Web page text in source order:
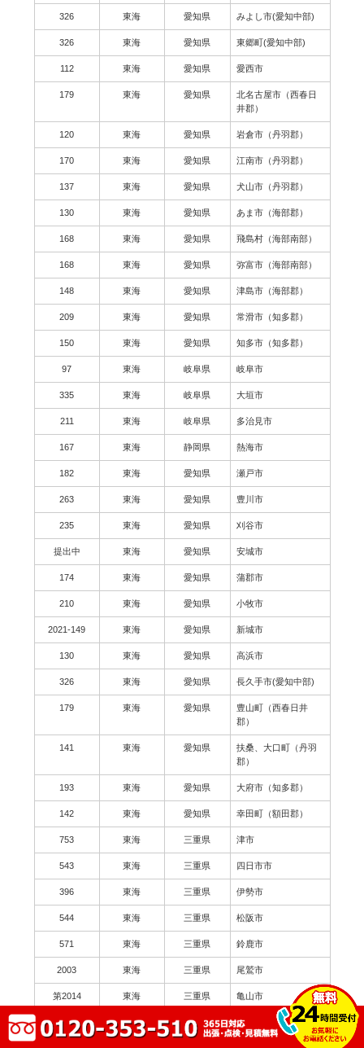
326 東海 愛知県 みよし市(愛知中部)
326 東海 愛知県 東郷町(愛知中部)
112 東海 愛知県 愛西市
179 東海 愛知県
北名古屋市（西春日
井郡）
120 東海 愛知県 岩倉市（丹羽郡）
170 東海 愛知県 江南市（丹羽郡）
137 東海 愛知県 犬山市（丹羽郡）
130 東海 愛知県 あま市（海部郡）
168 東海 愛知県 飛島村（海部南部）
168 東海 愛知県 弥富市（海部南部）
148 東海 愛知県 津島市（海部郡）
209 東海 愛知県 常滑市（知多郡）
150 東海 愛知県 知多市（知多郡）
97 東海 岐阜県 岐阜市
335 東海 岐阜県 大垣市
211 東海 岐阜県 多治見市
167 東海 静岡県 熱海市
182 東海 愛知県 瀬戸市
263 東海 愛知県 豊川市
235 東海 愛知県 刈谷市
提出中 東海 愛知県 安城市
174 東海 愛知県 蒲郡市
210 東海 愛知県 小牧市
2021-149 東海 愛知県 新城市
130 東海 愛知県 高浜市
326 東海 愛知県 長久手市(愛知中部)
179 東海 愛知県
豊山町（西春日井
郡）
141 東海 愛知県
扶桑、大口町（丹羽
郡）
193 東海 愛知県 大府市（知多郡）
142 東海 愛知県 幸田町（額田郡）
753 東海 三重県 津市
543 東海 三重県 四日市市
396 東海 三重県 伊勢市
544 東海 三重県 松阪市
571 東海 三重県 鈴鹿市
2003 東海 三重県 尾鷲市
第2014 東海 三重県 亀山市
179 東海 三重県 鳥羽市